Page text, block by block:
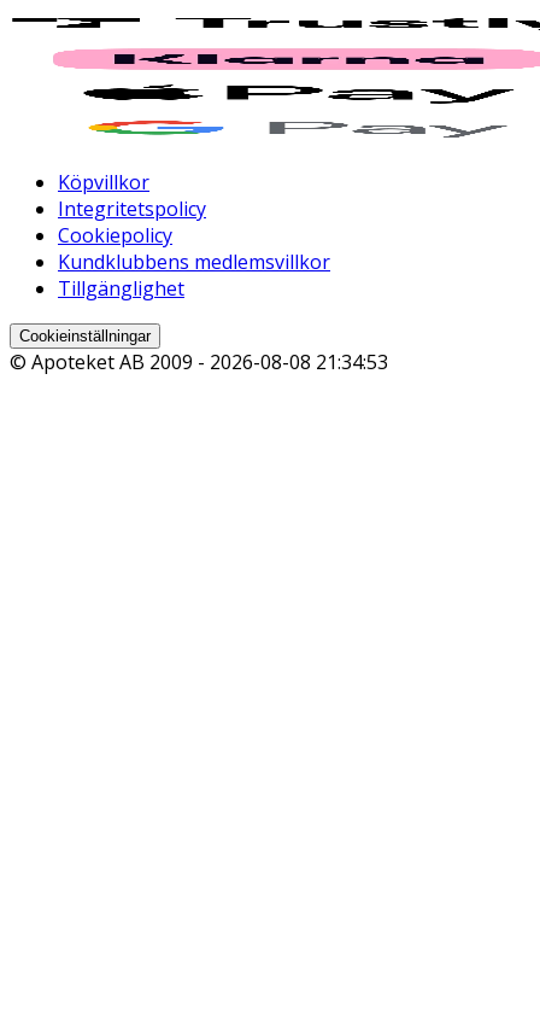
Köpvillkor
Integritetspolicy
Cookiepolicy
Kundklubbens medlemsvillkor
Tillgänglighet
Cookieinställningar
© Apoteket AB 2009 - 2026-08-08 21:34:53